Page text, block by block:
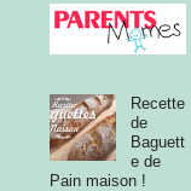
Recette
de
Baguett
e de
Pain maison !